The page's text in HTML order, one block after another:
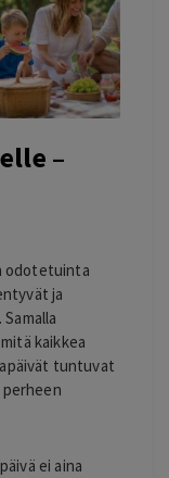
–
odotetuinta
ja
kaikkea
tuntuvat
ei aina